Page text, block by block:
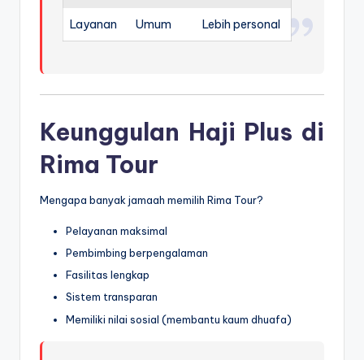
Layanan Umum Lebih personal
Keunggulan Haji Plus di
Rima Tour
Mengapa banyak jamaah memilih Rima Tour?
Pelayanan maksimal
Pembimbing berpengalaman
Fasilitas lengkap
Sistem transparan
Memiliki nilai sosial (membantu kaum dhuafa)